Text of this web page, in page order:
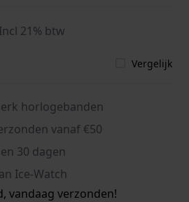
Incl 21% btw
Vergelijk
horlogebanden
vanaf €50
30 dagen
Ice-Watch
vandaag verzonden!